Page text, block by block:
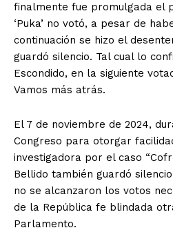
finalmente fue promulgada el
‘Puka’ no votó, a pesar de
continuación se hizo el
guardó silencio. Tal cual lo
Escondido, en la siguiente
Vamos más atrás.
El 7 de noviembre de 2024,
Congreso para otorgar
investigadora por el caso
Bellido también guardó
no se alcanzaron los votos
de la República fe blindada
Parlamento.